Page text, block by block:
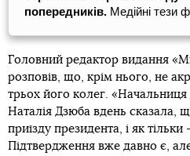
попередників. Медійні тези
Головний редактор видання
розповів, що, крім нього, не
трьох його колег. «Начальниця
Наталія Дзюба вдень сказала,
приїзду президента, і як тільки
Підтвердження вже давно є,